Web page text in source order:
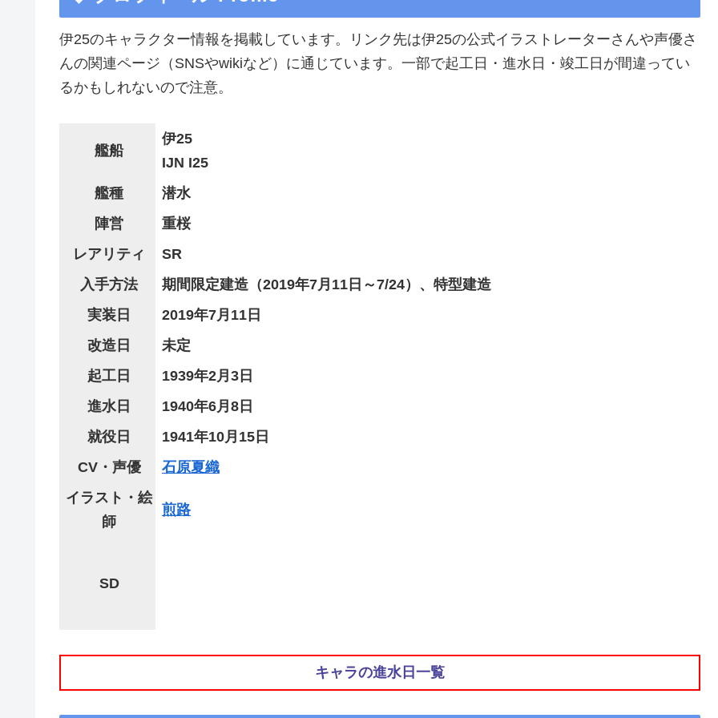
伊25のキャラクター情報を掲載しています。リンク先は伊25の公式イラストレーターさんや声優さ
んの関連ページ（SNSやwikiなど）に通じています。一部で起工日・進水日・竣工日が間違ってい
るかもしれないので注意。
艦船
伊25
IJN I25
艦種
潜水
陣営
重桜
レアリティ
SR
入手方法
期間限定建造（2019年7月11日～7/24）、特型建造
実装日
2019年7月11日
改造日
未定
起工日
1939年2月3日
進水日
1940年6月8日
就役日
1941年10月15日
CV・声優
石原夏織
イラスト・絵
師
煎路
SD
キャラの進水日一覧